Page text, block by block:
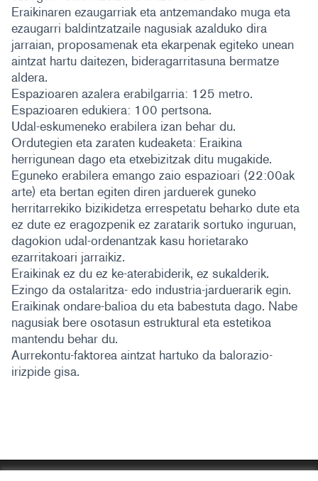
Eraikinaren ezaugarriak eta antzemandako muga eta
ezaugarri baldintzatzaile nagusiak azalduko dira
jarraian, proposamenak eta ekarpenak egiteko unean
aintzat hartu daitezen, bideragarritasuna bermatze
aldera.
Espazioaren azalera erabilgarria: 125 metro.
Espazioaren edukiera: 100 pertsona.
Udal-eskumeneko erabilera izan behar du.
Ordutegien eta zaraten kudeaketa: Eraikina
herrigunean dago eta etxebizitzak ditu mugakide.
Eguneko erabilera emango zaio espazioari (22:00ak
arte) eta bertan egiten diren jarduerek guneko
herritarrekiko bizikidetza errespetatu beharko dute eta
ez dute ez eragozpenik ez zaratarik sortuko inguruan,
dagokion udal-ordenantzak kasu horietarako
ezarritakoari jarraikiz.
Eraikinak ez du ez ke-aterabiderik, ez sukalderik.
Ezingo da ostalaritza- edo industria-jarduerarik egin.
Eraikinak ondare-balioa du eta babestuta dago. Nabe
nagusiak bere osotasun estruktural eta estetikoa
mantendu behar du.
Aurrekontu-faktorea aintzat hartuko da balorazio-
irizpide gisa.